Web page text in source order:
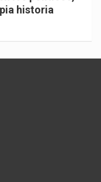
historia